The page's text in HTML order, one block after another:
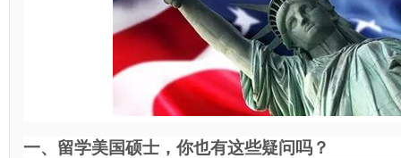
一、留学美国硕士，你也有这些疑问吗？